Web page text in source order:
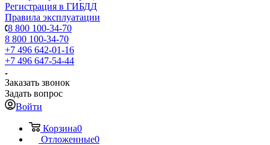
Регистрация в ГИБДД
Правила эксплуатации
8 800 100-34-70
8 800 100-34-70
+7 496 642-01-16
+7 496 647-54-44
Заказать звонок
Задать вопрос
Войти
Корзина0
Отложенные0